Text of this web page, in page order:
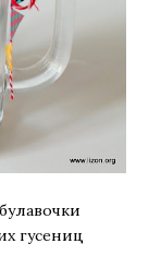
гусениц